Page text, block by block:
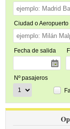
Ciudad o
Fecha de salida
Nº pasajeros